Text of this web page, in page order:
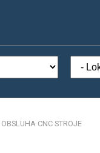
OBSLUHA CNC STROJE